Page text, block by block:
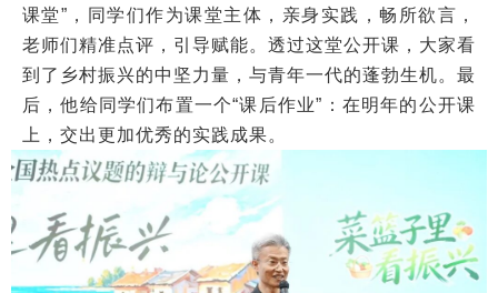
课堂”，同学们作为课堂主体，亲身实践，畅所欲言，
老师们精准点评，引导赋能。透过这堂公开课，大家看
到了乡村振兴的中坚力量，与青年一代的蓬勃生机。最
后，他给同学们布置一个“课后作业”：在明年的公开课
上，交出更加优秀的实践成果。